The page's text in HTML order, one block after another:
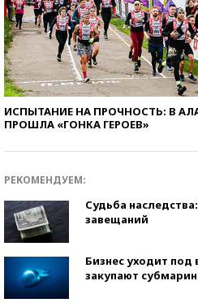
ИСПЫТАНИЕ НА ПРОЧНОСТЬ: В
ПРОШЛА «ГОНКА ГЕРОЕВ»
РЕКОМЕНДУЕМ:
Судьба
завещаний
Бизнес уходит под
закупают